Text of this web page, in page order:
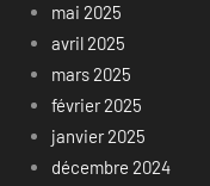
mai 2025
avril 2025
mars 2025
février 2025
janvier 2025
décembre 2024